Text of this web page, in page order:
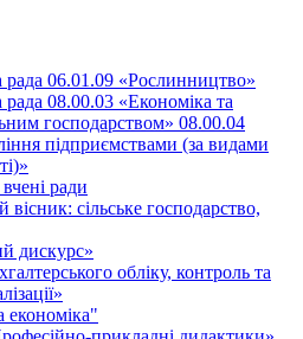
рада 06.01.09 «Рослинництво»
рада 08.00.03 «Економіка та
господарством» 08.00.04
підприємствами (за видами
вчені ради
сільське господарство,
дискурс»
обліку, контроль та
економіка"